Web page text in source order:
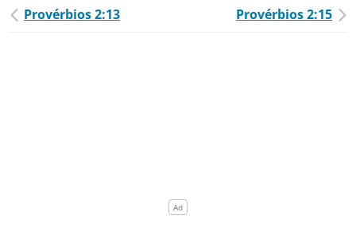
Provérbios 2:13 Provérbios 2:15